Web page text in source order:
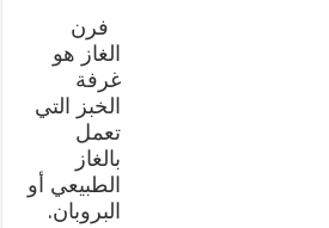
فرن
الغاز هو
غرفة
الخبز التي
تعمل
بالغاز
الطبيعي أو
البروبان.